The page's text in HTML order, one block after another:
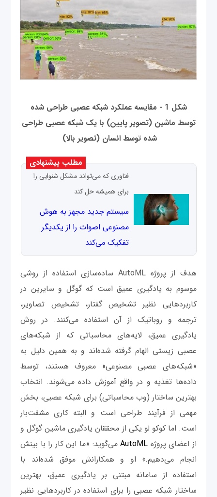
شکل 1 - مقایسه عملکرد شبکه عصبی طراحی شده
توسط ماشین (تصویر پایین‌) با یک شبکه عصبی طراحی
شده توسط انسان (تصویر بالا)
مطلب پیشنهادی
فناوری که می‌تواند مشکل شنوایی را
برای همیشه حل کند
سیستم جدید مجهز به هوش
مصنوعی اصوات را از یکدیگر
تفکیک می‌کند
هدف از پروژه AutoML ساده‌سازی استفاده از روشی
موسوم به یادگیری عمیق است که گوگل و سایرین در
کاربردهایی نظیر تشخیص گفتار، تشخیص تصاویر،
ترجمه و روباتیک از آن استفاده می‌کنند. در روش
یادگیری عمیق، لایه‌های محاسباتی که از شبکه‌های
عصبی زیستی الهام گرفته‌ شده‌اند و به همین دلیل به
«شبکه‌های عصبی مصنوعی» معروف هستند، توسط
داده‌‌ها تغذیه و در واقع آموزش داده می‌شوند. انتخاب
بهترین ساختار (وب محاسباتی) برای شبکه‌ عصبی، بخش
مهمی از فرآیند طراحی است و البته کاری مشقت‌بار
است. اما کوکو لو یکی از محققان یادگیری ماشین گوگل و
از اعضای پروژه AutoML می‌گوید: «ما این کار را با بینش
انجام می‌دهیم.» او و همکارانش موفق شده‌اند با
استفاده از سامانه مبتنی بر یادگیری عمیق، بهترین
ساختار شبکه عصبی را برای استفاده در کاربردهایی نظیر